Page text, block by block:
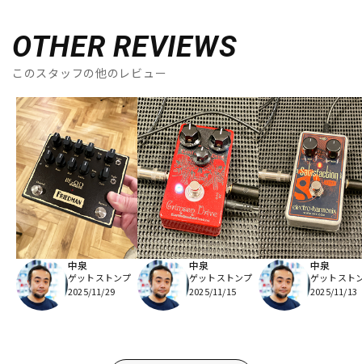
OTHER REVIEWS
このスタッフの他のレビュー
中泉
ゲットストンプ
2025/11/29
中泉
ゲットストンプ
2025/11/15
中泉
ゲットスト
2025/11/13